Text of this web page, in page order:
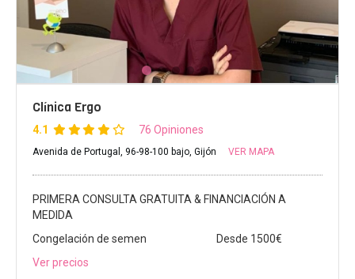
Clínica Ergo
4.1 76 Opiniones
Avenida de Portugal, 96-98-100 bajo, Gijón VER MAPA
PRIMERA CONSULTA GRATUITA & FINANCIACIÓN A
MEDIDA
Congelación de semen
Desde 1500€
Ver precios